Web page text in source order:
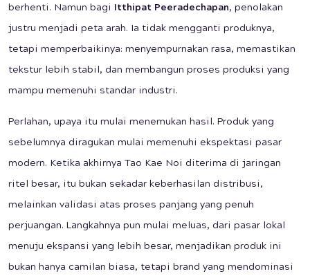
berhenti. Namun bagi Itthipat Peeradechapan, penolakan
justru menjadi peta arah. Ia tidak mengganti produknya,
tetapi memperbaikinya: menyempurnakan rasa, memastikan
tekstur lebih stabil, dan membangun proses produksi yang
mampu memenuhi standar industri.
Perlahan, upaya itu mulai menemukan hasil. Produk yang
sebelumnya diragukan mulai memenuhi ekspektasi pasar
modern. Ketika akhirnya Tao Kae Noi diterima di jaringan
ritel besar, itu bukan sekadar keberhasilan distribusi,
melainkan validasi atas proses panjang yang penuh
perjuangan. Langkahnya pun mulai meluas, dari pasar lokal
menuju ekspansi yang lebih besar, menjadikan produk ini
bukan hanya camilan biasa, tetapi brand yang mendominasi